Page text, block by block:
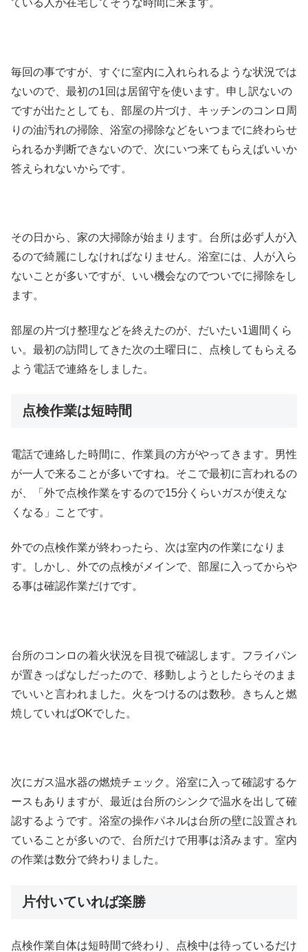
ている人が在宅してそうな時間に来ます。
毎回の事ですが、すぐに室内に入れられるような状況では
ないので、最初の1回は居留守を使います。申し訳ないの
ですが出たとしても、部屋の片づけ、キッチンのコンロ周
りの油汚れの掃除、浴室の掃除などをいつまでに終わらせ
られるか判断できないので、次にいつ来てもらえばいいか
答えられないからです。
その日から、家の大掃除が始まります。台所は必ず人が入
るので綺麗にしなければなりません。浴室には、人が入ら
ないことが多いですが、いい機会なのでついでに掃除をし
ます。
部屋の片づけ整理などを終えたのが、だいたい1週間くら
い。最初の訪問してきた次の土曜日に、点検してもらえる
よう電話で連絡をしました。
点検作業は短時間
電話で連絡した時間に、作業員の方がやってきます。男性
が一人で来ることが多いですね。そこで最初に言われるの
が、「外で点検作業をするので15分くらいガスが使えな
くなる」ことです。
外での点検作業が終わったら、次は室内の作業になりま
す。しかし、外での点検がメインで、部屋に入ってからや
る事は確認作業だけです。
台所のコンロの着火状況を目視で確認します。フライパン
が置きっぱなしだったので、移動しようとしたらそのまま
でいいと言われました。火をつけるのは数秒。きちんと燃
焼していればOKでした。
次にガス温水器の燃焼チェック。浴室に入って確認するケ
ースもありますが、最近は台所のシンクで温水を出して確
認するようです。浴室の操作パネルは台所の壁に設置され
ていることが多いので、台所だけで用事は済みます。室内
の作業は数分で終わりました。
片付いていれば楽勝
点検作業自体は短時間で終わり、点検中は待っているだけ